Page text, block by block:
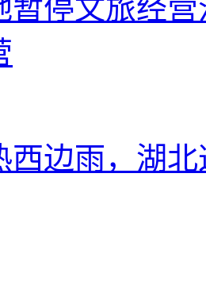
暂停文旅经
西边雨，湖